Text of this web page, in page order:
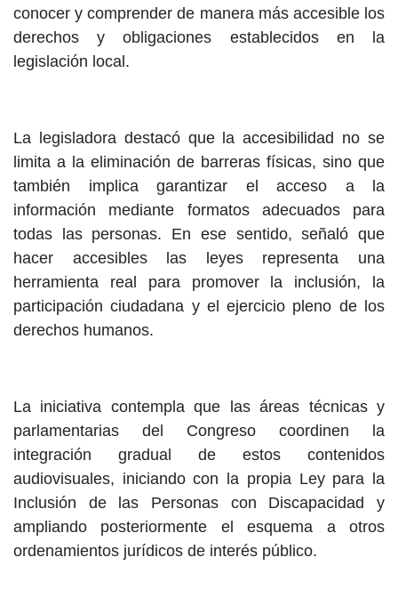
conocer y comprender de manera más accesible los
derechos y obligaciones establecidos en la
legislación local.
La legisladora destacó que la accesibilidad no se
limita a la eliminación de barreras físicas, sino que
también implica garantizar el acceso a la
información mediante formatos adecuados para
todas las personas. En ese sentido, señaló que
hacer accesibles las leyes representa una
herramienta real para promover la inclusión, la
participación ciudadana y el ejercicio pleno de los
derechos humanos.
La iniciativa contempla que las áreas técnicas y
parlamentarias del Congreso coordinen la
integración gradual de estos contenidos
audiovisuales, iniciando con la propia Ley para la
Inclusión de las Personas con Discapacidad y
ampliando posteriormente el esquema a otros
ordenamientos jurídicos de interés público.